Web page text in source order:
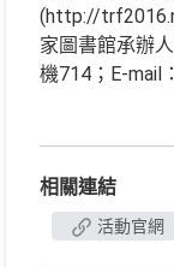
(http://
家圖書館承辦
機714；E-mail
相關連結
活動官網